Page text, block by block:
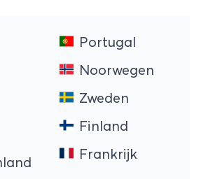
Portugal
Noorwegen
Zweden
Finland
Frankrijk